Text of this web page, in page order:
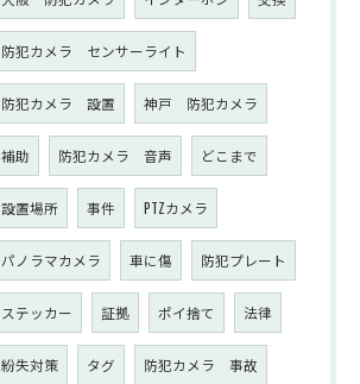
防犯カメラ センサーライト
防犯カメラ 設置 神戸 防犯カメラ
補助 防犯カメラ 音声 どこまで
設置場所 事件 PTZカメラ
パノラマカメラ 車に傷 防犯プレート
ステッカー 証拠 ポイ捨て 法律
紛失対策 タグ 防犯カメラ 事故